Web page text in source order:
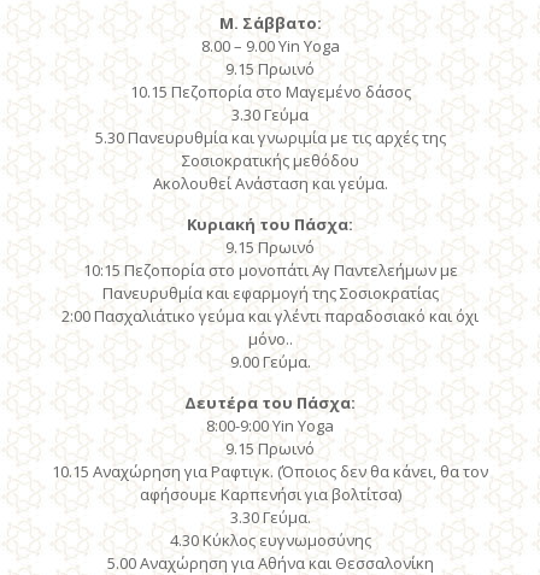
Μ. Σάββατο:
8.00 – 9.00 Yin Yoga
9.15 Πρωινό
10.15 Πεζοπορία στο Μαγεμένο δάσος
3.30 Γεύμα
5.30 Πανευρυθμία και γνωριμία με τις αρχές της
Σοσιοκρατικής μεθόδου
Ακολουθεί Ανάσταση και γεύμα.
Κυριακή του Πάσχα:
9.15 Πρωινό
10:15 Πεζοπορία στο μονοπάτι Αγ Παντελεήμων με
Πανευρυθμία και εφαρμογή της Σοσιοκρατίας
2:00 Πασχαλιάτικο γεύμα και γλέντι παραδοσιακό και όχι
μόνο..
9.00 Γεύμα.
Δευτέρα του Πάσχα:
8:00-9:00 Yin Yoga
9.15 Πρωινό
10.15 Αναχώρηση για Ραφτιγκ. (Όποιος δεν θα κάνει, θα τον
αφήσουμε Καρπενήσι για βολτίτσα)
3.30 Γεύμα.
4.30 Κύκλος ευγνωμοσύνης
5.00 Αναχώρηση για Αθήνα και Θεσσαλονίκη